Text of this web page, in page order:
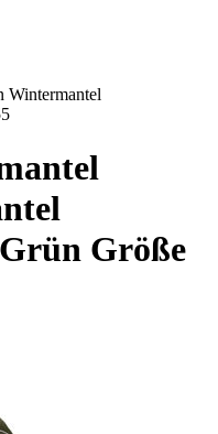
Wintermantel
Größe